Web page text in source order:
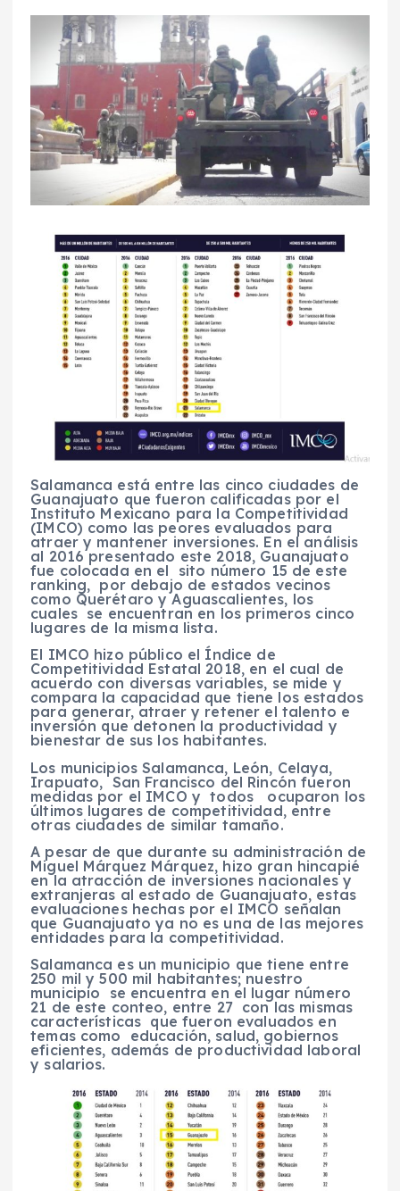
Salamanca está entre las cinco ciudades de
Guanajuato que fueron calificadas por el
Instituto Mexicano para la Competitividad
(IMCO) como las peores evaluados para
atraer y mantener inversiones. En el análisis
al 2016 presentado este 2018, Guanajuato
fue colocada en el sito número 15 de este
ranking, por debajo de estados vecinos
como Querétaro y Aguascalientes, los
cuales se encuentran en los primeros cinco
lugares de la misma lista.
El IMCO hizo público el Índice de
Competitividad Estatal 2018, en el cual de
acuerdo con diversas variables, se mide y
compara la capacidad que tiene los estados
para generar, atraer y retener el talento e
inversión que detonen la productividad y
bienestar de sus los habitantes.
Los municipios Salamanca, León, Celaya,
Irapuato, San Francisco del Rincón fueron
medidas por el IMCO y todos ocuparon los
últimos lugares de competitividad, entre
otras ciudades de similar tamaño.
A pesar de que durante su administración de
Miguel Márquez Márquez, hizo gran hincapié
en la atracción de inversiones nacionales y
extranjeras al estado de Guanajuato, estas
evaluaciones hechas por el IMCO señalan
que Guanajuato ya no es una de las mejores
entidades para la competitividad.
Salamanca es un municipio que tiene entre
250 mil y 500 mil habitantes; nuestro
municipio se encuentra en el lugar número
21 de este conteo, entre 27 con las mismas
características que fueron evaluados en
temas como educación, salud, gobiernos
eficientes, además de productividad laboral
y salarios.